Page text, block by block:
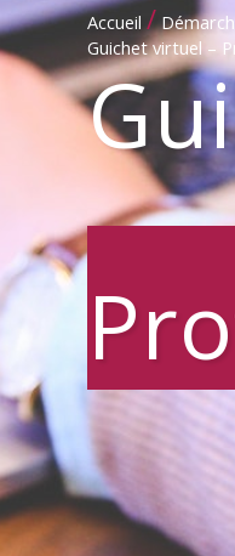
Accueil /
Guichet virtuel –